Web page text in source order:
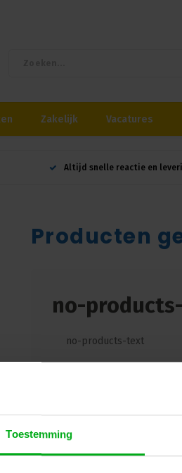
Toestemming
Zakelijk Vacatures
Altijd snelle reactie en
Producten
no-
no-products-text